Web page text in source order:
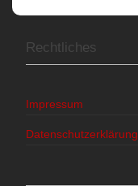
Rechtliches
Impressum
Datenschutzerklärung